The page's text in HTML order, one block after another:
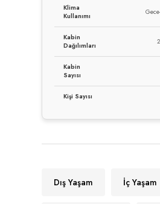
Klima
Kullanımı
Kabin
Dağılımları
Kabin
Sayısı
Kişi Sayısı
Dış Yaşam İç Yaşam